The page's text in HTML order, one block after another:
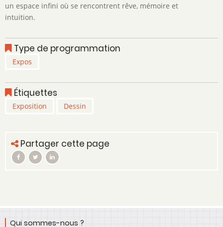
un espace infini où se rencontrent rêve, mémoire et
intuition.
Type de programmation
Expos
Étiquettes
Exposition Dessin
Partager cette page
Qui sommes-nous ?